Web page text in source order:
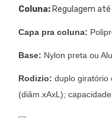
Coluna: Regulagem
Capa pra coluna:
Base: Nylon preta ou
Rodizio: duplo giratório
(diâm.xAxL); capacidade